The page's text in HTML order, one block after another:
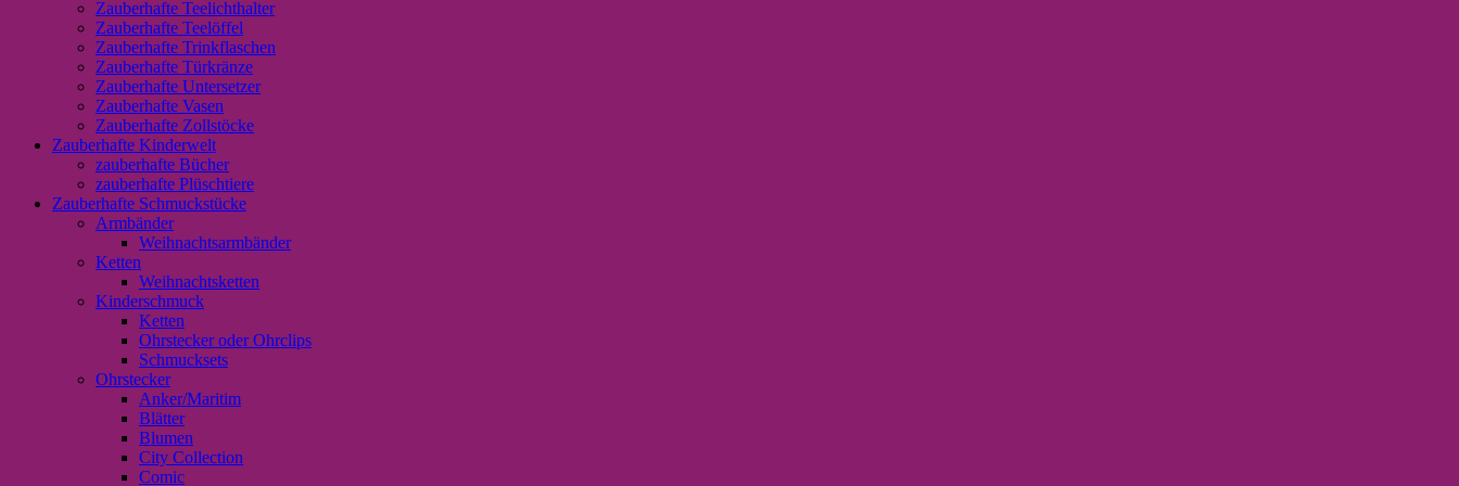
Zauberhafte Teelichthalter
Zauberhafte Teelöffel
Zauberhafte Trinkflaschen
Zauberhafte Türkränze
Zauberhafte Untersetzer
Zauberhafte Vasen
Zauberhafte Zollstöcke
Zauberhafte Kinderwelt
zauberhafte Bücher
zauberhafte Plüschtiere
Zauberhafte Schmuckstücke
Armbänder
Weihnachtsarmbänder
Ketten
Weihnachtsketten
Kinderschmuck
Ketten
Ohrstecker oder Ohrclips
Schmucksets
Ohrstecker
Anker/Maritim
Blätter
Blumen
City Collection
Comic